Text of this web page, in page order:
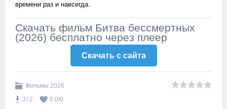
времени раз и навсегда.
Скачать фильм Битва бессмертных
(2026) бесплатно через плеер
Скачать c сайта
Фильмы 2026
372
0.0/0